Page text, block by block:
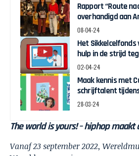
Rapport “Route
overhandigd aan
Wethouder Touria
08-04-24
Het
hulp in de strijd
02-04-24
Maak kennis met
schrijftalent
april
28-03-24
The world is yours! – hiphop maakt
Vanaf 23 september 2022,